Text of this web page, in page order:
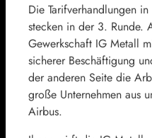
Die Tarifverhandlungen
stecken in der 3. Runde.
Gewerkschaft IG Metall
sicherer Beschäftigung
der anderen Seite die
große Unternehmen aus
Airbus.